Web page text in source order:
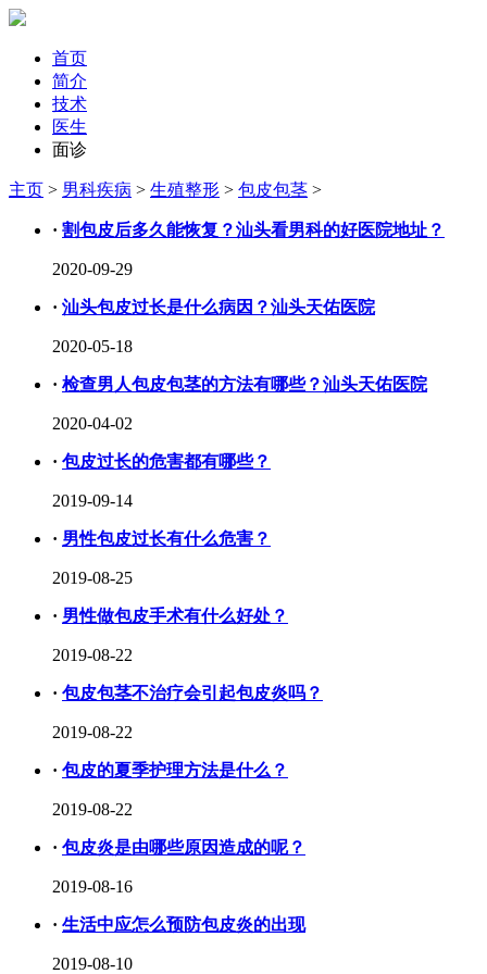
首页
简介
技术
医生
面诊
主页 > 男科疾病 > 生殖整形 > 包皮包茎 >
· 割包皮后多久能恢复？汕头看男科的好医院地址？
2020-09-29
· 汕头包皮过长是什么病因？汕头天佑医院
2020-05-18
· 检查男人包皮包茎的方法有哪些？汕头天佑医院
2020-04-02
· 包皮过长的危害都有哪些？
2019-09-14
· 男性包皮过长有什么危害？
2019-08-25
· 男性做包皮手术有什么好处？
2019-08-22
· 包皮包茎不治疗会引起包皮炎吗？
2019-08-22
· 包皮的夏季护理方法是什么？
2019-08-22
· 包皮炎是由哪些原因造成的呢？
2019-08-16
· 生活中应怎么预防包皮炎的出现
2019-08-10